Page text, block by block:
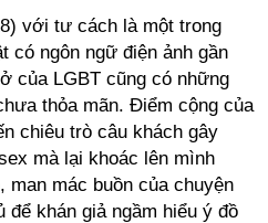
với tư cách là một trong
có ngôn ngữ điện ảnh gần
của LGBT cũng có những
thỏa mãn. Điểm cộng của
chiêu trò câu khách gây
mà lại khoác lên mình
man mác buồn của chuyện
để khán giả ngầm hiểu ý đồ